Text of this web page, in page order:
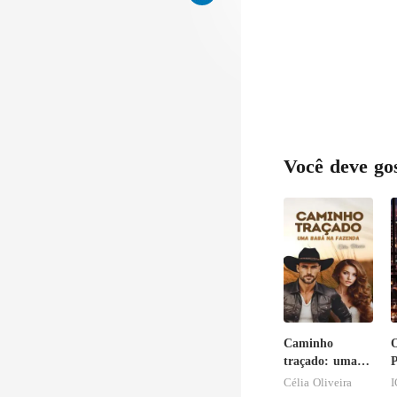
Você deve
Caminho
traçado: uma
babá na
Célia Oliveira